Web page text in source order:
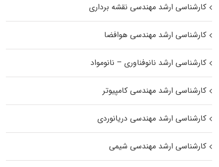
کارشناسی ارشد مهندسی نقشه برداری
کارشناسی ارشد مهندسی هوافضا
کارشناسی ارشد نانوفناوری – نانومواد
کارشناسی ارشد مهندسی کامپیوتر
کارشناسی ارشد مهندسی دریانوردی
کارشناسی ارشد مهندسی شیمی